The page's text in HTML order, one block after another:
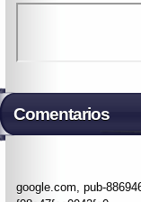
Comentarios
google.com, pub-